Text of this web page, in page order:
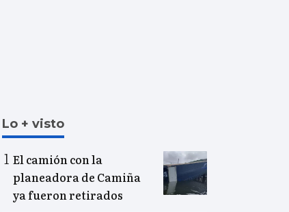
Lo + visto
El camión con la
planeadora de Camiña
ya fueron retirados